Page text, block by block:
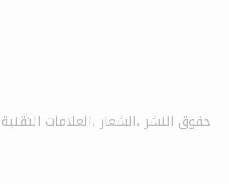
حقوق النشر ،الشعار ،العلامات